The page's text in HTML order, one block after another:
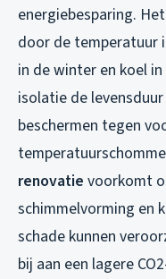
energiebesparing.
door de temperatuur
in de winter en koel
isolatie de
beschermen tegen
renovatie voorkomt
schimmelvorming en
schade kunnen
bij aan een lagere